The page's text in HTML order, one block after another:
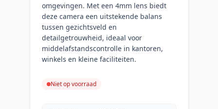
omgevingen. Met een 4mm lens biedt
deze camera een uitstekende balans
tussen gezichtsveld en
detailgetrouwheid, ideaal voor
middelafstandscontrolle in kantoren,
winkels en kleine faciliteiten.
Niet op voorraad